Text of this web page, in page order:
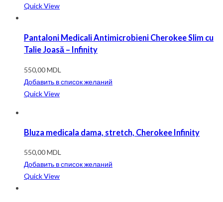
Quick View
Pantaloni Medicali Antimicrobieni Cherokee Slim cu
Talie Joasă – Infinity
550,00MDL
Добавить в список желаний
Quick View
Bluza medicala dama, stretch, Cherokee Infinity
550,00MDL
Добавить в список желаний
Quick View